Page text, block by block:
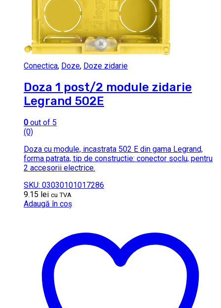
Conectica, Doze, Doze zidarie
Doza 1 post/2 module zidarie
Legrand 502E
0 out of 5
(0)
Doza cu module, incastrata 502 E din gama Legrand,
forma patrata, tip de constructie: conector soclu, pentru
2 accesorii electrice.
SKU: 03030101017286
9.15 lei cu TVA
Adaugă în coș